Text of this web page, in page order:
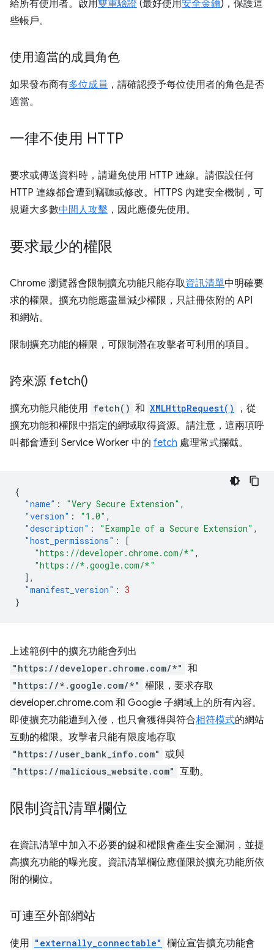
給所有使用者。啟用雙重驗證 (最好使用安全金鑰)，保護這
些帳戶。
使用適當的成員角色
如果發布商有多位成員 ，請確認授予每位使用者的角色是否
適當。
一律不使用 HTTP
要求或傳送資料時，請避免使用 HTTP 連線。請假設任何
HTTP 連線都會遭到竊聽或修改。HTTPS 內建安全機制，可
規避大多數中間人攻擊 ，因此應優先使用。
要求最少的權限
Chrome 瀏覽器會限制擴充功能只能存取資訊清單中明確要
求的權限。擴充功能應盡量減少權限，只註冊依附的 API
和網站。
限制擴充功能的權限，可限制潛在攻擊者可利用的項目。
跨來源 fetch()
擴充功能只能使用 fetch() 和 XMLHttpRequest()
，從
擴充功能和權限中指定的網域取得資源。請注意，這兩項呼
叫都會遭到 Service Worker 中的 fetch 處理常式攔截。
{
"name" : "Very Secure Extension" ,
"version" : "1.0" ,
"description" : "Example of a Secure Extension" ,
"host_permissions" :
[
"https://developer.chrome.com/*" ,
"https://*.google.com/*"
],
"manifest_version" : 3
}
上述範例中的擴充功能會列出
"https://developer.chrome.com/*" 和
"https://*.google.com/*" 權限，要求存取
developer.chrome.com 和 Google 子網域上的所有內容。
即使擴充功能遭到入侵，也只會獲得與符合相符模式的網站
互動的權限。攻擊者只能有限度地存取
"https://user_bank_info.com" 或與
"https://malicious_website.com" 互動。
限制資訊清單欄位
在資訊清單中加入不必要的鍵和權限會產生安全漏洞，並提
高擴充功能的曝光度。資訊清單欄位應僅限於擴充功能所依
附的欄位。
可連至外部網站
使用 "externally_connectable" 欄位宣告擴充功能會